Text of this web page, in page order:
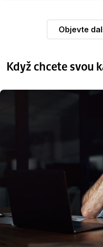
Objevte
Když chcete svou